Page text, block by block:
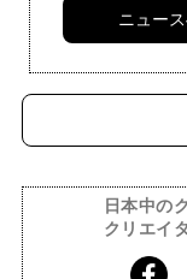
ニュー
日本中の
クリエイ